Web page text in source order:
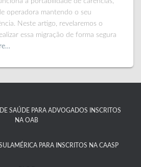
operadora mantendo o seu
Neste artigo, revelaremos o
essa migração de forma segura
SAÚDE PARA ADVOGADOS INSCRITOS
NA OAB
PARA INSCRITOS NA CAASP​